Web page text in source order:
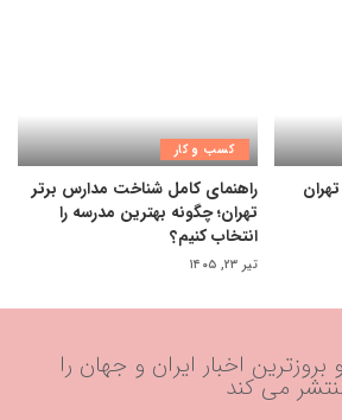
کسب و کار
راهنمای کامل شناخت مدارس برتر
تهران؛ چگونه بهترین مدرسه را
انتخاب کنیم؟
تیر ۲۳, ۱۴۰۵
اخبار ایران و جهان را
می کند